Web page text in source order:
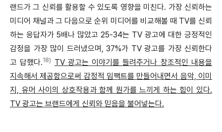
랜드가 그 신뢰를 활용할 수 있도록 영향을 미친다. 가장 신뢰하는
미디어 채널과 그 다음으로 순위 미디어를 비교해볼 때 TV를 신뢰
하는 응답자가 5배나 많았고 25-34는 TV 광고에 대한 긍정적인
감정을 가장 많이 드러냈으며, 37%가 TV 광고를 가장 신뢰한다
고 답했다.18)
TV 광고는 이야기를 들려주거나 창조적인 내용을
지속해서 제공함으로써 감정적 임팩트를 만들어내면서 음악, 이미
지, 유머 사이의 상호작용과 함께 뭔가를 느끼게 하는 힘이 있다.
TV 광고는 브랜드에게 신뢰와 믿음을 불어넣는다.